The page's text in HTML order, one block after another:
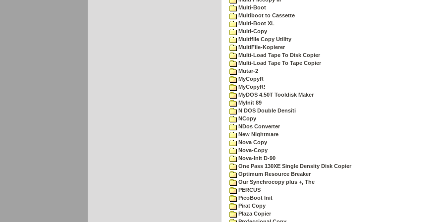
Multi-Boot
Multiboot to Cassette
Multi-Boot XL
Multi-Copy
Multifile Copy Utility
MultiFile-Kopierer
Multi-Load Tape To Disk Copier
Multi-Load Tape To Tape Copier
Mutar-2
MyCopyR
MyCopyR!
MyDOS 4.50T Tooldisk Maker
MyInit 89
N DOS Double Densiti
NCopy
NDos Converter
New Nightmare
Nova Copy
Nova-Copy
Nova-Init D-90
One Pass 130XE Single Density Disk Copier
Optimum Resource Breaker
Our Synchrocopy plus +, The
PERCUS
PicoBoot Init
Pirat Copy
Plaza Copier